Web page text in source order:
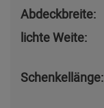
Abdeckbreite:
lichte Weite:
Schenkellänge: